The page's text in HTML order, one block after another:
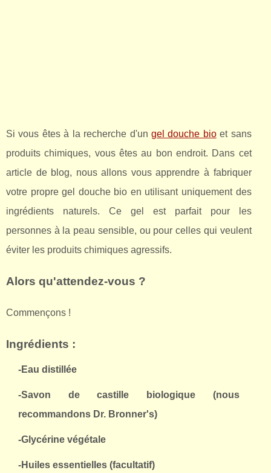
Si vous êtes à la recherche d'un gel douche bioet sans
produits chimiques, vous êtes au bon endroit. Dans cet
article de blog, nous allons vous apprendre à fabriquer
votre propre gel douche bio en utilisant uniquement des
ingrédients naturels. Ce gel est parfait pour les
personnes à la peau sensible, ou pour celles qui veulent
éviter les produits chimiques agressifs.
Alors qu'attendez-vous ?
Commençons !
Ingrédients :
-Eau distillée
-Savon de castille biologique (nous
recommandons Dr. Bronner's)
-Glycérine végétale
-Huiles essentielles (facultatif)